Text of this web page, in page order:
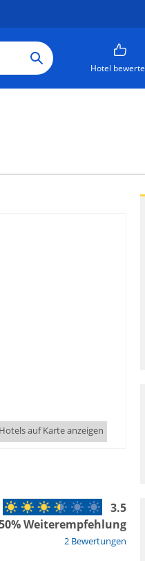
Hotel
Hotels auf Karte anzeigen
2 Bewertungen
3.5
Weiterempfehlung